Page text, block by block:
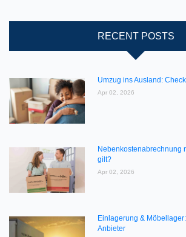
RECENT POSTS
Umzug ins Ausland:
Apr 02, 2026
Nebenkostenabrechnung
gilt?
Apr 02, 2026
Einlagerung &
Anbieter